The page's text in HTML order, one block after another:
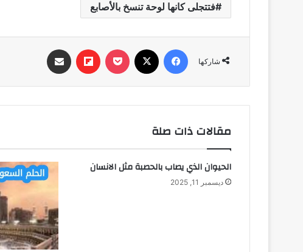
فتتجلى كانها لوحة تنسخ بالأصابع
شاركها
فيسبوك ‫Pocket
Flipboard
مقالات ذات صلة
الحيوان الذي يصاب بالحصبة مثل الانسان
ديسمبر 11, 2025